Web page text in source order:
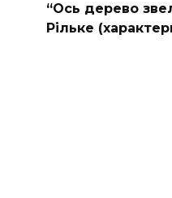
“Ось дерево
Рільке